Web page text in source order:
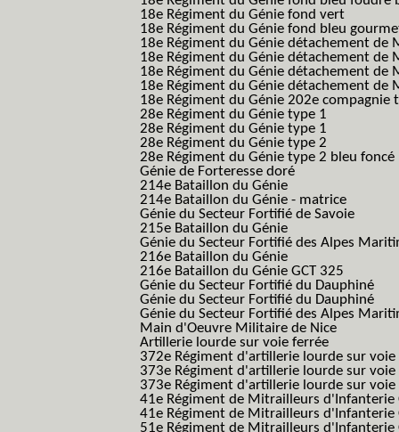
18e Régiment du Génie fond vert
18e Régiment du Génie fond bleu
18e Régiment du Génie détachement de
18e Régiment du Génie détachement de
18e Régiment du Génie détachement de
18e Régiment du Génie détachement de
18e Régiment du Génie 202e compagnie
28e Régiment du Génie type 1
28e Régiment du Génie type 1
28e Régiment du Génie type 2
28e Régiment du Génie type 2 bleu foncé
Génie de Forteresse doré
214e Bataillon du Génie
214e Bataillon du Génie - matrice
Génie du Secteur Fortifié de Savoie
215e Bataillon du Génie
Génie du Secteur Fortifié des Alpes
216e Bataillon du Génie
216e Bataillon du Génie GCT 325
Génie du Secteur Fortifié du Dauphiné
Génie du Secteur Fortifié du Dauphiné
Génie du Secteur Fortifié des Alpes
Main d'Oeuvre Militaire de Nice
Artillerie lourde sur voie ferrée
372e Régiment d'artillerie lourde sur voie
373e Régiment d'artillerie lourde sur voie
373e Régiment d'artillerie lourde sur
41e Régiment de Mitrailleurs d'Infanterie
41e Régiment de Mitrailleurs d'Infanterie
51e Régiment de Mitrailleurs d'Infanterie